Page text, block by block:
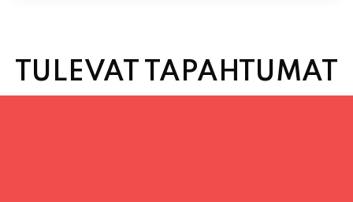
TULEVAT TAPAHTUMAT